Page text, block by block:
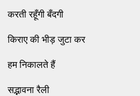
करती रहूँगी बँदगी
किराए की भीड़ जुटा कर
हम निकालते हैं
सद्भावना रैली